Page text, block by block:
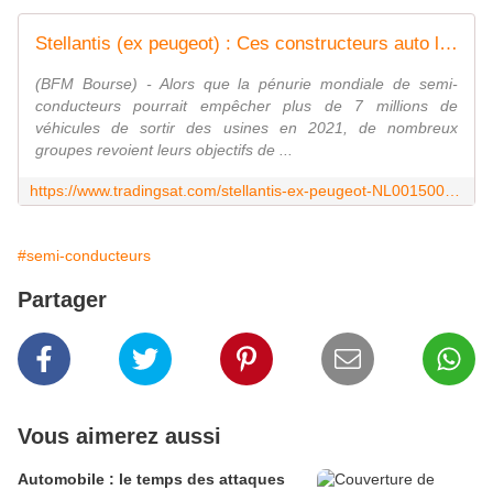
Stellantis (ex peugeot) : Ces constructeurs auto les plus touchés par la pénurie de semi-conducteurs
(BFM Bourse) - Alors que la pénurie mondiale de semi-
conducteurs pourrait empêcher plus de 7 millions de
véhicules de sortir des usines en 2021, de nombreux
groupes revoient leurs objectifs de ...
#semi-conducteurs
Partager
Vous aimerez aussi
Automobile : le temps des attaques